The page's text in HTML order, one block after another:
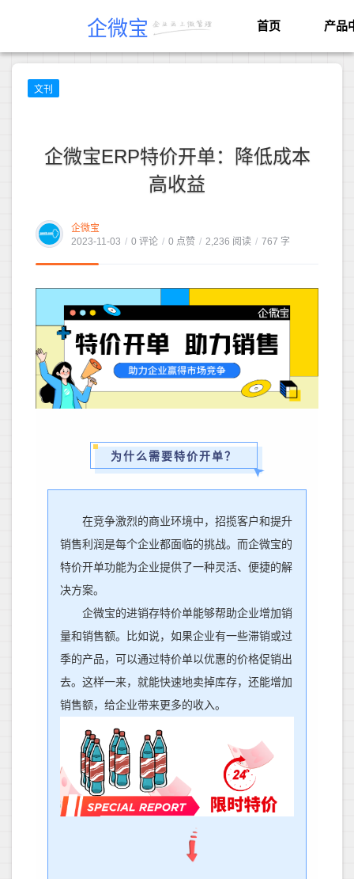
企微宝 首页 产品
文刊
企微宝ERP特价开单：降低成本
高收益
企微宝
2023-11-03 / 0 评论 / 0 点赞 / 2,236 阅读 / 767 字
为什么需要特价开单？
在竞争激烈的商业环境中，招揽客户和提升
销售利润是每个企业都面临的挑战。而企微宝的
特价开单功能为企业提供了一种灵活、便捷的解
决方案。
企微宝的进销存特价单能够帮助企业增加销
量和销售额。比如说，如果企业有一些滞销或过
季的产品，可以通过特价单以优惠的价格促销出
去。这样一来，就能快速地卖掉库存，还能增加
销售额，给企业带来更多的收入。